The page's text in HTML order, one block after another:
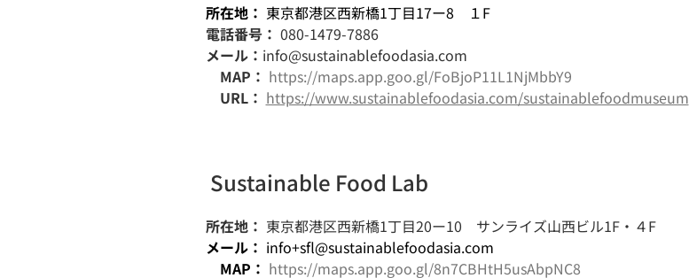
所在地： 東京都港区西新橋1丁目17ー8
１F
電話番号： 080-1479-7886
メール： info@sustainablefoodasia.com
MAP： https://maps.app.goo.gl/FoBjoP11L1NjMbbY9
URL： https://www.sustainablefoodasia.com/sustainablefoodmuseum
Sustainable Food Lab
所在地： 東京都港区西新橋1丁目20ー10 サンライズ山西ビル1F・４F
メール： info+sfl@sustainablefoodasia.com
MAP： https://maps.app.goo.gl/8n7CBHtH5usAbpNC8